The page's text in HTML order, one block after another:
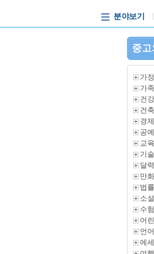
분야보기
중고
가
가
건
건
경
공
교
기
달
만화
법률
소
수
어
언
에